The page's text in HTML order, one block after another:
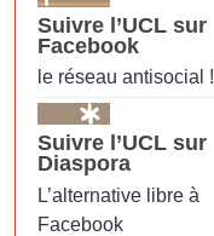
Suivre l’UCL sur
Facebook
le réseau antisocial !
Suivre l’UCL sur
Diaspora
L’alternative libre à
Facebook